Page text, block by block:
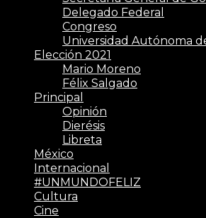
Delegado Federal
Congreso
Universidad Autónoma
Elección 2021
Mario Moreno
Félix Salgado
Principal
Opinión
Dierésis
Libreta
México
Internacional
#UNMUNDOFELIZ
Cultura
Cine